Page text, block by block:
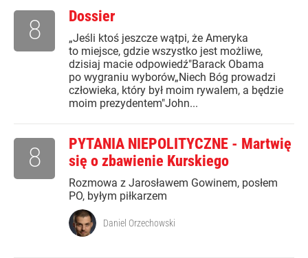
Dossier
„Jeśli ktoś jeszcze wątpi, że Ameryka
to miejsce, gdzie wszystko jest możliwe,
dzisiaj macie odpowiedź"Barack Obama
po wygraniu wyborów„Niech Bóg prowadzi
człowieka, który był moim rywalem, a będzie
moim prezydentem"John...
8
PYTANIA NIEPOLITYCZNE - Martwię
się o zbawienie Kurskiego
Rozmowa z Jarosławem Gowinem, posłem
PO, byłym piłkarzem
8
Daniel Orzechowski